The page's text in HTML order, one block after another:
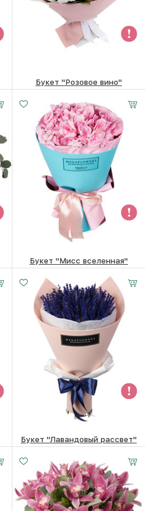
Букет "Розовое вино"
Букет "Мисс вселенная"
Букет "Лавандовый рассвет"